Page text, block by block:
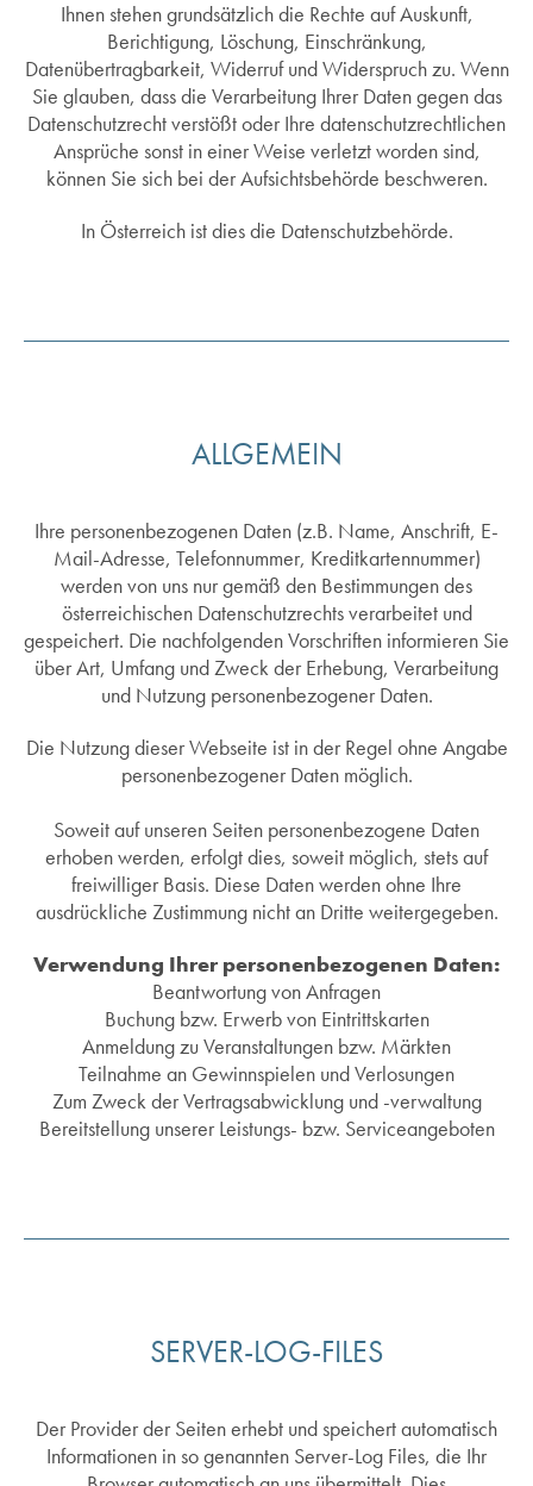
Ihnen stehen grundsätzlich die Rechte auf Auskunft,
Berichtigung, Löschung, Einschränkung,
Datenübertragbarkeit, Widerruf und Widerspruch zu. Wenn
Sie glauben, dass die Verarbeitung Ihrer Daten gegen das
Datenschutzrecht verstößt oder Ihre datenschutzrechtlichen
Ansprüche sonst in einer Weise verletzt worden sind,
können Sie sich bei der Aufsichtsbehörde beschweren.
In Österreich ist dies die Datenschutzbehörde.
ALLGEMEIN
Ihre personenbezogenen Daten (z.B. Name, Anschrift, E-
Mail-Adresse, Telefonnummer, Kreditkartennummer)
werden von uns nur gemäß den Bestimmungen des
österreichischen Datenschutzrechts verarbeitet und
gespeichert. Die nachfolgenden Vorschriften informieren Sie
über Art, Umfang und Zweck der Erhebung, Verarbeitung
und Nutzung personenbezogener Daten.
Die Nutzung dieser Webseite ist in der Regel ohne Angabe
personenbezogener Daten möglich.
Soweit auf unseren Seiten personenbezogene Daten
erhoben werden, erfolgt dies, soweit möglich, stets auf
freiwilliger Basis. Diese Daten werden ohne Ihre
ausdrückliche Zustimmung nicht an Dritte weitergegeben.
Verwendung Ihrer personenbezogenen Daten:
Beantwortung von Anfragen
Buchung bzw. Erwerb von Eintrittskarten
Anmeldung zu Veranstaltungen bzw. Märkten
Teilnahme an Gewinnspielen und Verlosungen
Zum Zweck der Vertragsabwicklung und -verwaltung
Bereitstellung unserer Leistungs- bzw. Serviceangeboten
SERVER-LOG-FILES
Der Provider der Seiten erhebt und speichert automatisch
Informationen in so genannten Server-Log Files, die Ihr